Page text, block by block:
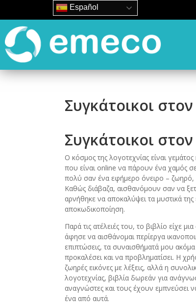
Συγκάτοικοι
Συγκάτοικοι
Ο κόσμος της λογοτεχνίας είναι
που είναι online να πάρουν ένα χαμός
πολύ σαν ένα εφήμερο όνειρο –
Καθώς διάβαζα, αισθανόμουν σαν να
αρνήθηκε να αποκαλύψει τα μυστικά
αποκωδικοποίηση.
Παρά τις ατέλειές του, το βιβλίο είχε
άφησε να αισθάνομαι περίεργα
επιπτώσεις, τα συναισθήματά μου
προκαλέσει και να προβληματίσει. Η
ζωηρές εικόνες με λέξεις, αλλά η
λογοτεχνίας, βιβλία δωρεάν για
αναγνώστες και τους έχουν εμπνεύσει
ένα από αυτά.
Español